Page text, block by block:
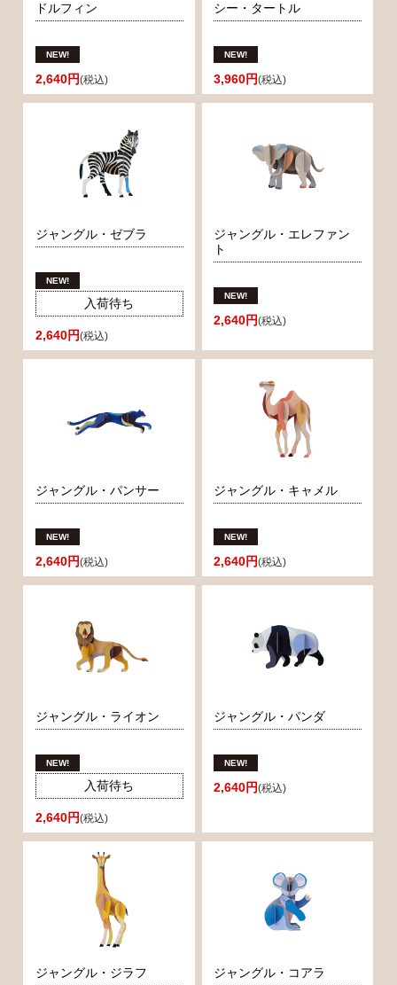
ドルフィン
2,640円(税込)
シー・タートル
3,960円(税込)
ジャングル・ゼブラ
入荷待ち
2,640円(税込)
ジャングル・エレファン
ト
2,640円(税込)
ジャングル・パンサー
2,640円(税込)
ジャングル・キャメル
2,640円(税込)
ジャングル・ライオン
入荷待ち
2,640円(税込)
ジャングル・パンダ
2,640円(税込)
ジャングル・ジラフ ジャングル・コアラ